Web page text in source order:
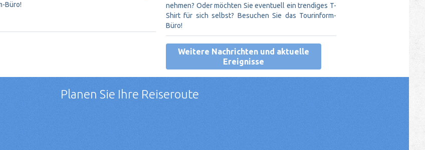
Büro!
nehmen? Oder möchten Sie eventuell ein trendiges T-
Shirt für sich selbst? Besuchen Sie das Tourinform-
Büro!
Weitere Nachrichten und aktuelle
Ereignisse
Planen Sie Ihre Reiseroute